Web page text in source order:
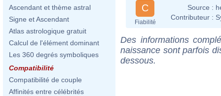
Ascendant et thème astral
Signe et Ascendant
Atlas astrologique gratuit
Calcul de l'élément dominant
Les 360 degrés symboliques
Compatibilité
Compatibilité de couple
Affinités entre célébrités
C
Fiabilité
Source :
Contributeur :
Des informations
naissance sont parfois
dessous.